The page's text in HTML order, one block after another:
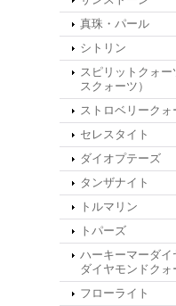
真珠・パール
シトリン
スピリットクォー
スクォーツ）
ストロベリークォ
セレスタイト
ダイオプテーズ
タンザナイト
トルマリン
トパーズ
ハーキーマーダ
ダイヤモンドクォ
フローライト